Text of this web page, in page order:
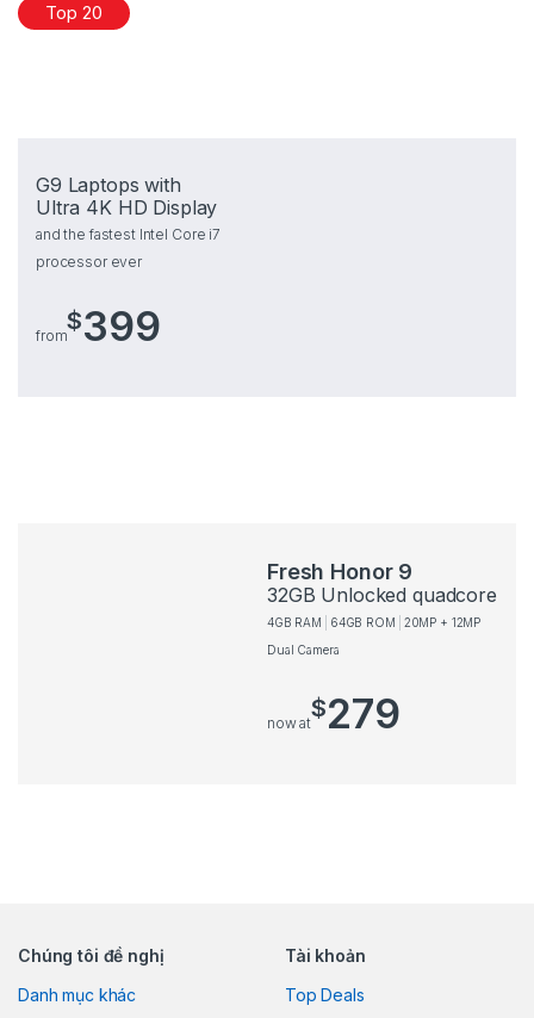
Top 20
G9 Laptops with
Ultra 4K HD Display
and the fastest Intel Core i7
processor ever
from
$399
Fresh Honor 9
32GB Unlocked quadcore
4GB RAM 64GB ROM
20MP + 12MP
Dual Camera
now at
$279
Chúng tôi đề nghị
Danh mục khác
Tài khoản
Top Deals